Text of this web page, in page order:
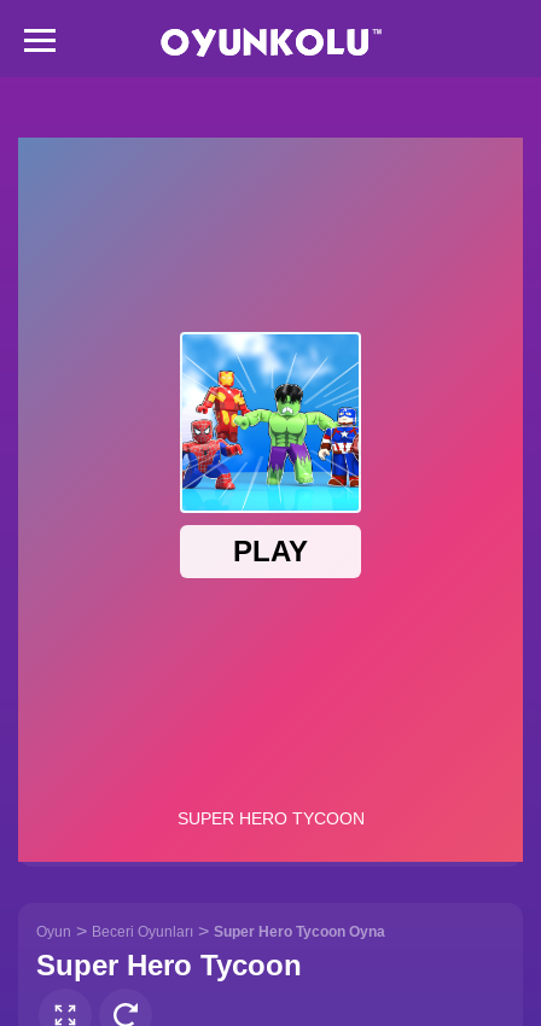
Oyun > Beceri Oyunları > Super Hero Tycoon Oyna
Super Hero Tycoon